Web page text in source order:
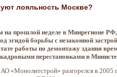
лояльность Москве?
прошлой неделе в Минрегионе
борьбы с незаконной
работы по демонтажу здания
перестановками в
разгорелся в 2005